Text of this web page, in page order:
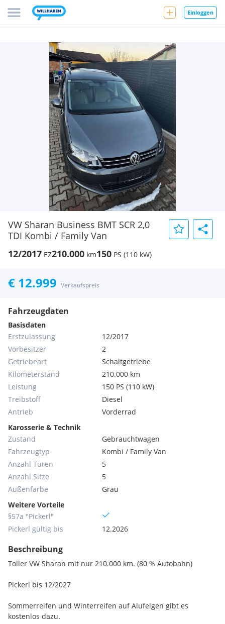
Einloggen
VW Sharan Business BMT SCR 2,0
TDI Kombi / Family Van
12/2017 EZ210.000 km150 PS (110 kW)
€ 12.999 Verkaufspreis
Fahrzeugdaten
Basisdaten
Erstzulassung
12/2017
Vorbesitzer
2
Getriebeart
Schaltgetriebe
Kilometerstand
210.000 km
Leistung
150 PS (110 kW)
Treibstoff
Diesel
Antrieb
Vorderrad
Karosserie & Technik
Zustand
Gebrauchtwagen
Fahrzeugtyp
Kombi / Family Van
Anzahl Türen
5
Anzahl Sitze
5
Außenfarbe
Grau
Weitere Vorteile
§57a "Pickerl"
Pickerl gültig bis
12.2026
Beschreibung
Toller VW Sharan mit nur 210.000 km. (80 % Autobahn)
Pickerl bis 12/2027
Sommerreifen und Winterreifen auf Alufelgen gibt es
kostenlos dazu.